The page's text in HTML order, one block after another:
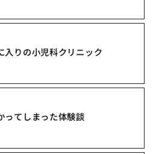
入りの小児科クリニック
ってしまった体験談